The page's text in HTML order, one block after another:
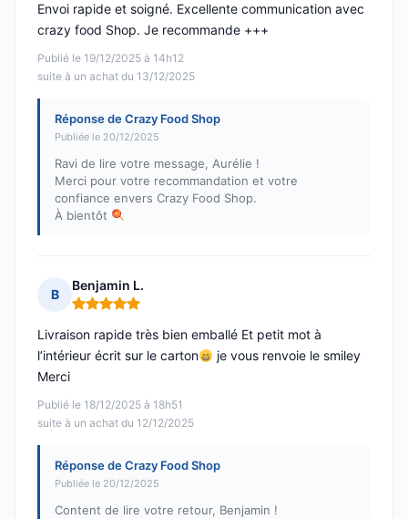
Publié le 19/12/2025 à 14h12
suite à un achat du 13/12/2025
Envoi rapide et soigné. Excellente communication avec
crazy food Shop. Je recommande +++
Réponse de Crazy Food Shop
Publiée le 20/12/2025
Ravi de lire votre message, Aurélie !
Merci pour votre recommandation et votre
confiance envers Crazy Food Shop.
À bientôt
B
Benjamin L.
Note : 5 sur 5
Publié le 18/12/2025 à 18h51
suite à un achat du 12/12/2025
Livraison rapide très bien emballé Et petit mot à
l’intérieur écrit sur le carton
je vous renvoie le smiley
Merci
Réponse de Crazy Food Shop
Publiée le 20/12/2025
Content de lire votre retour, Benjamin !